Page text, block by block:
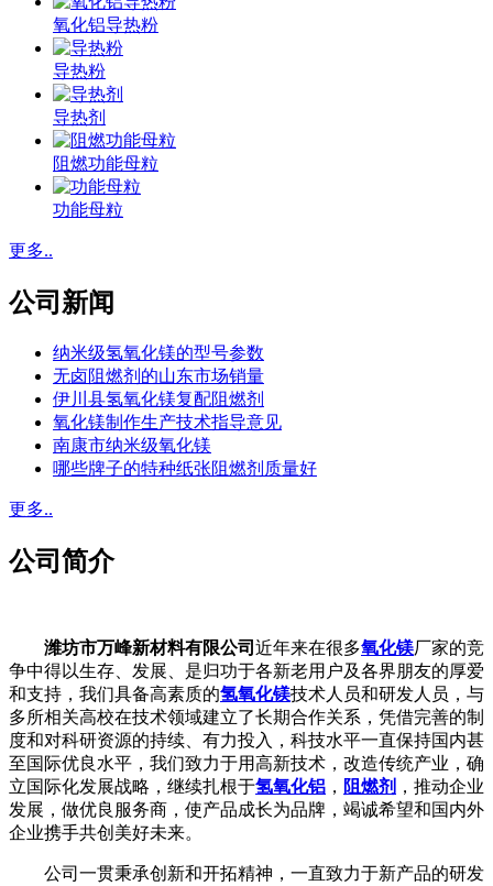
氧化铝导热粉
导热粉
导热剂
阻燃功能母粒
功能母粒
更多..
公司新闻
纳米级氢氧化镁的型号参数
无卤阻燃剂的山东市场销量
伊川县氢氧化镁复配阻燃剂
氧化镁制作生产技术指导意见
南康市纳米级氧化镁
哪些牌子的特种纸张阻燃剂质量好
更多..
公司简介
潍坊市万峰新材料有限公司 近年来在很多氧化镁厂家的竞
争中得以生存、发展、是归功于各新老用户及各界朋友的厚爱
和支持，我们具备高素质的氢氧化镁技术人员和研发人员，与
多所相关高校在技术领域建立了长期合作关系，凭借完善的制
度和对科研资源的持续、有力投入，科技水平一直保持国内甚
至国际优良水平，我们致力于用高新技术，改造传统产业，确
立国际化发展战略，继续扎根于氢氧化铝 ， 阻燃剂 ，推动企业
发展，做优良服务商，使产品成长为品牌，竭诚希望和国内外
企业携手共创美好未来。
公司一贯秉承创新和开拓精神，一直致力于新产品的研发